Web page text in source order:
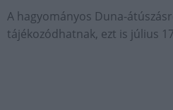
A hagyományos Duna-
tájékozódhatnak, ezt is július